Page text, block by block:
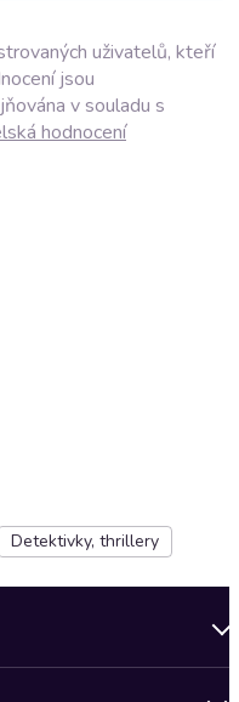
uživatelů, kteří
jsou
v souladu s
hodnocení
Detektivky, thrillery